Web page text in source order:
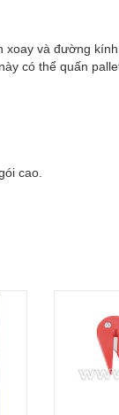
và đường
có thể quấn
cao.